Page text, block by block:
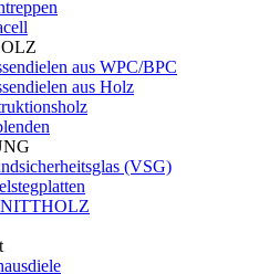
aus WPC/BPC
aus Holz
(VSG)